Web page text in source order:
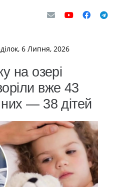
6 Липня, 2026
на озері
вже 43
— 38 дітей